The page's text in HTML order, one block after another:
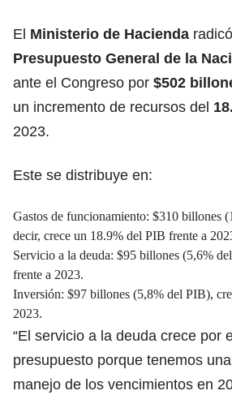
El Ministerio de Hacienda
Presupuesto General de la
ante el Congreso por $502
un incremento de recursos del
2023.
Este se distribuye en:
Gastos de funcionamiento: $310 billones
decir, crece un 18.9% del PIB frente a
Servicio a la deuda: $95 billones (5,6%
frente a 2023.
Inversión: $97 billones (5,8% del PIB),
2023.
“El servicio a la deuda crece por
presupuesto porque tenemos
manejo de los vencimientos en